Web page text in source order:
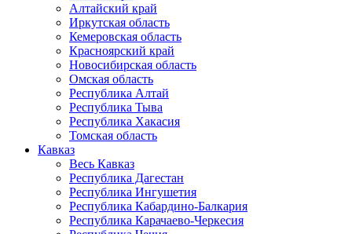
Алтайский край
Иркутская область
Кемеровская область
Красноярский край
Новосибирская область
Омская область
Республика Алтай
Республика Тыва
Республика Хакасия
Томская область
Кавказ
Весь Кавказ
Республика Дагестан
Республика Ингушетия
Республика Кабардино-Балкария
Республика Карачаево-Черкесия